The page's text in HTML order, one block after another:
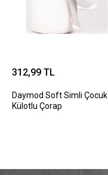
312,99 TL
Daymod Soft Simli Çocuk
Külotlu Çorap